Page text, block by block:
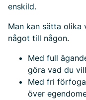
enskild.
Man kan sätta olika
något till någon.
Med full
göra vad du
Med fri
över